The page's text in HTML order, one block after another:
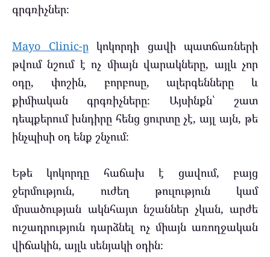
գրգռիչներ։
Mayo Clinic-ը կոկորդի ցավի պատճառների
թվում նշում է ոչ միայն վարակները, այլև չոր
օդը, փոշին, բորբոսը, ալերգենները և
քիմիական գրգռիչները։ Այսինքն՝ շատ
դեպքերում խնդիրը հենց ցուրտը չէ, այլ այն, թե
ինչպիսի օդ ենք շնչում։
Եթե կոկորդը հաճախ է ցավում, բայց
ջերմություն, ուժեղ թուլություն կամ
մրսածության ակնհայտ նշաններ չկան, արժե
ուշադրություն դարձնել ոչ միայն առողջական
վիճակին, այլև սենյակի օդին։